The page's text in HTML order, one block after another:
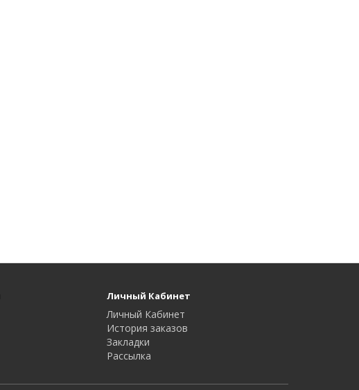
Личный Кабинет
Личный Кабинет
История заказов
Закладки
Рассылка